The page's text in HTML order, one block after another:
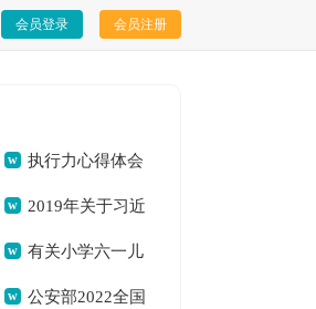
会员登录 会员注册
执行力心得体会
[本文共6919字]
2019年关于习近
平总书记向国家勋章
和国家荣誉称号获得
有关小学六一儿
童节活动策划方案
公安部2022全国